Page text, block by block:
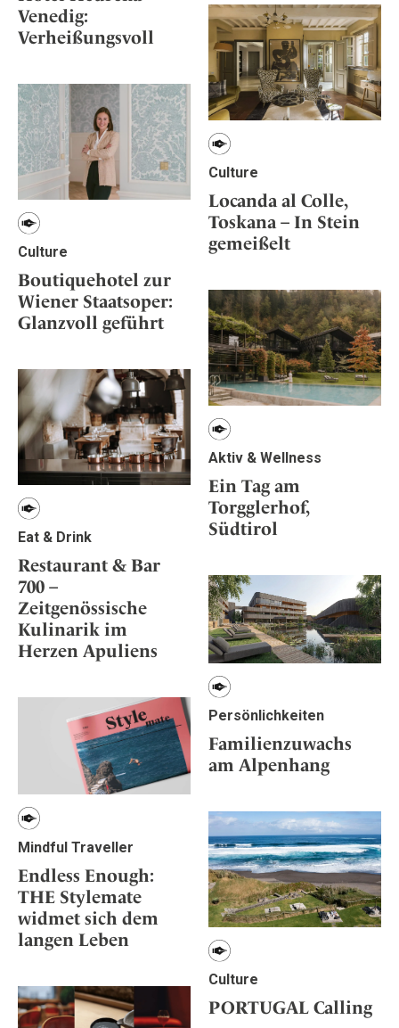
Mexico
Niederlande
Portugal
Schweden
Spanien
Schweiz
Persönlichkeiten
Our Story
Career
Kontakt
Impressum
Adventkalender
Venedig:
Verheißungsvoll
Culture
Locanda al Colle,
Toskana – In Stein
gemeißelt
Culture
Boutiquehotel zur
Wiener Staatsoper:
Glanzvoll geführt
Aktiv & Wellness
Ein Tag am
Torgglerhof,
Südtirol
Eat & Drink
Restaurant & Bar
700 –
Zeitgenössische
Kulinarik im
Herzen Apuliens
Persönlichkeiten
Familienzuwachs
am Alpenhang
Mindful Traveller
Endless Enough:
THE Stylemate
widmet sich dem
langen Leben
Culture
PORTUGAL Calling